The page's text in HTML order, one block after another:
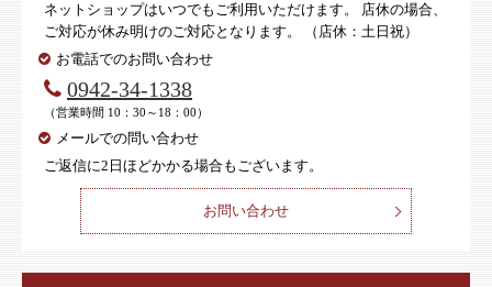
ネットショップはいつでもご利用いただけます。 店休の場合、
ご対応が休み明けのご対応となります。 （店休：土日祝）
お電話でのお問い合わせ
0942-34-1338
（営業時間 10：30～18：00）
メールでの問い合わせ
ご返信に2日ほどかかる場合もございます。
お問い合わせ